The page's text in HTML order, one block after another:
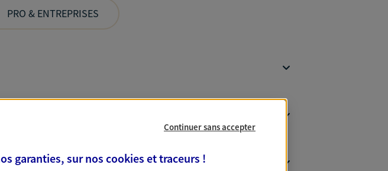
PRO & ENTREPRISES
Continuer sans accepter
garanties, sur noscookies et traceurs !